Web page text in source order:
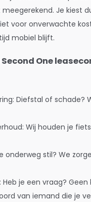
Je kiest
voor onverwachte
mobiel blijft.
Second One
Diefstal of schade?
Wij houden je
onderweg stil? We
je een vraag? Geen
van iemand die je